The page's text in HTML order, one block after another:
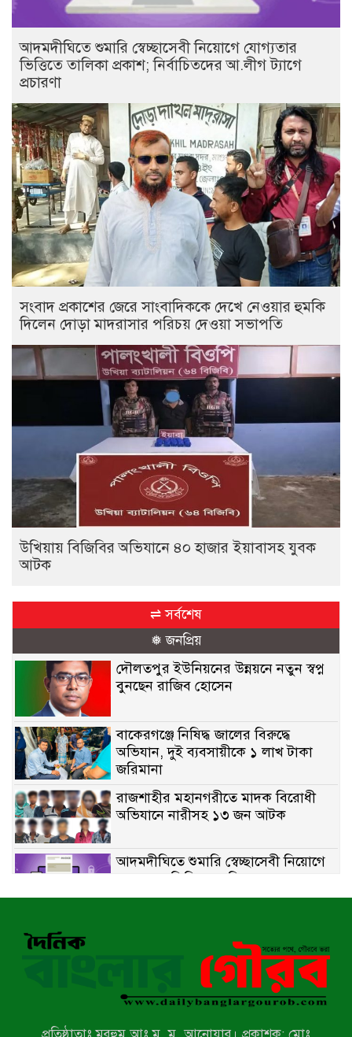
আদমদীঘিতে শুমারি স্বেচ্ছাসেবী নিয়োগে যোগ্যতার
ভিত্তিতে তালিকা প্রকাশ; নির্বাচিতদের আ.লীগ ট্যাগে
প্রচারণা
সংবাদ প্রকাশের জেরে সাংবাদিককে দেখে নেওয়ার হুমকি
দিলেন দোড়া মাদরাসার পরিচয় দেওয়া সভাপতি
উখিয়ায় বিজিবির অভিযানে ৪০ হাজার ইয়াবাসহ যুবক
আটক
⇌ সর্বশেষ
❅ জনপ্রিয়
দৌলতপুর ইউনিয়নের উন্নয়নে নতুন স্বপ্ন
বুনছেন রাজিব হোসেন
বাকেরগঞ্জে নিষিদ্ধ জালের বিরুদ্ধে
অভিযান, দুই ব্যবসায়ীকে ১ লাখ টাকা
জরিমানা
রাজশাহীর মহানগরীতে মাদক বিরোধী
অভিযানে নারীসহ ১৩ জন আটক
আদমদীঘিতে শুমারি স্বেচ্ছাসেবী নিয়োগে
যোগ্যতার ভিত্তিতে তালিকা প্রকাশ;
নির্বাচিতদের আ.লীগ ট্যাগে প্রচারণা
নেওয়ার হুমকি দিলেন দোড়া মাদরাসার
পরিচয় দেওয়া সভাপতি
উখিয়ায় বিজিবির অভিযানে ৪০ হাজার
ইয়াবাসহ যুবক আটক